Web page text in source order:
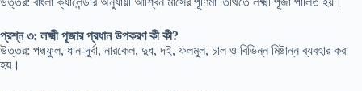
প্রশ্ন ৩: লক্ষ্মী পূজার প্রধান উপকরণ কী কী?
উত্তর: পদ্মফুল, ধান-দূর্বা, নারকেল, দুধ, দই, ফলমূল, চাল ও বিভিন্ন মিষ্টান্ন ব্যবহার করা
হয়।